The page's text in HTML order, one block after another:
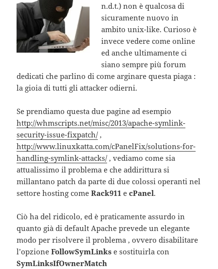
n.d.t.) non è qualcosa di
sicuramente nuovo in
ambito unix-like. Curioso è
invece vedere come online
ed anche ultimamente ci
siano sempre più forum
dedicati che parlino di come arginare questa piaga :
la gioia di tutti gli attacker odierni.
Se prendiamo questa due pagine ad esempio
http://whmscripts.net/misc/2013/apache-symlink-
security-issue-fixpatch/,
http://www.linuxkatta.com/cPanelFix/solutions-for-
handling-symlink-attacks/, vediamo come sia
attualissimo il problema e che addirittura si
millantano patch da parte di due colossi operanti nel
settore hosting comeRack911 ecPanel.
Ciò ha del ridicolo, ed è praticamente assurdo in
quanto già di default Apache prevede un elegante
modo per risolvere il problema , ovvero disabilitare
l’opzioneFollowSymLinks e sostituirla con
SymLinksIfOwnerMatch